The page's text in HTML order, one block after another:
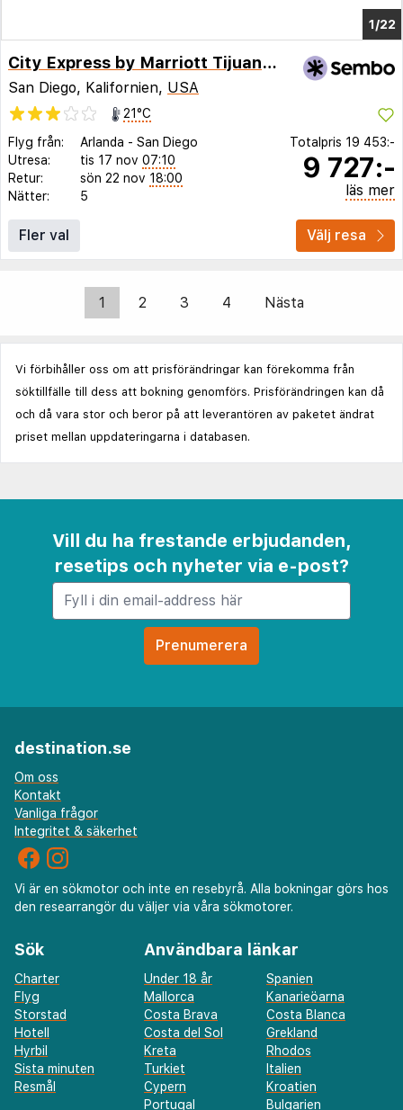
1/18
City Express by Marriott Tijuana Insurgentes
San Diego, Kalifornien, USA
21°C
Flyg från:
Arlanda - San Diego
Utresa:
tis 17 nov 07:10
Retur:
sön 22 nov 18:00
Nätter:
5
Totalpris 19 453:-
9 727:-
läs mer
Fler val Välj resa
1 2 3 4 Nästa
Vi förbihåller oss om att prisförändringar kan förekomma från
söktillfälle till dess att bokning genomförs. Prisförändringen kan då
och då vara stor och beror på att leverantören av paketet ändrat
priset mellan uppdateringarna i databasen.
Vill du ha frestande erbjudanden,
resetips och nyheter via e-post?
destination.se
Om oss
Kontakt
Vanliga frågor
Integritet & säkerhet
Vi är en sökmotor och inte en resebyrå. Alla bokningar görs hos
den researrangör du väljer via våra sökmotorer.
Sök
Charter
Flyg
Storstad
Hotell
Hyrbil
Sista minuten
Resmål
Användbara länkar
Under 18 år
Spanien
Mallorca
Kanarieöarna
Costa Brava
Costa Blanca
Costa del Sol
Grekland
Kreta
Rhodos
Turkiet
Italien
Cypern
Kroatien
Portugal
Bulgarien